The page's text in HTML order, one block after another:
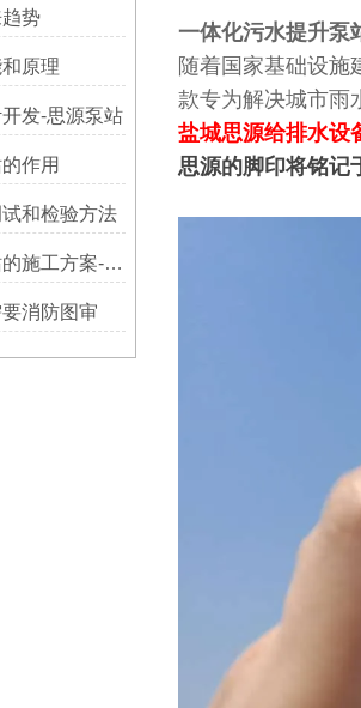
势
原理
发-思源泵站
作用
和检验方法
一体化污水提升泵站的施工方案-思源
消防图审
一体化污水提升泵
随着国家基础设施
款专为解决城市雨
盐城思源给排水设
思源的脚印将铭记